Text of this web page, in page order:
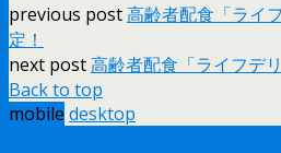
previous post高齢者配食「ライ
定！
next post高齢者配食「ライフデ
Back to top
mobile desktop